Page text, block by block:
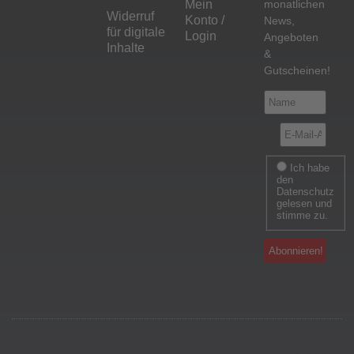
Widerruf
für digitale
Inhalte
Mein
Konto /
Login
monatlichen
News,
Angeboten
&
Gutscheinen!
den
Datenschutz
gelesen und
stimme zu.